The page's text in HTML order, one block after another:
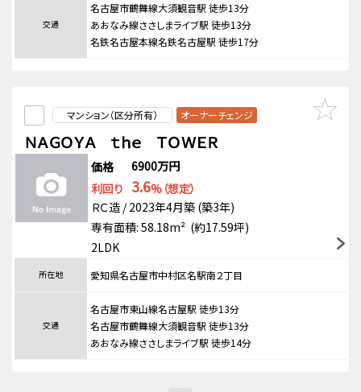
交通
名古屋市鶴舞線大須観音駅 徒歩13分
あおなみ線ささしまライブ駅 徒歩13分
名鉄名古屋本線名鉄名古屋駅 徒歩17分
マンション（区分所有） オーナーチェンジ
ＮＡＧＯＹＡ ｔｈｅ ＴＯＷＥＲ
価格
6900万円
利回り 3.6%（想定）
ＲＣ造 / 2023年4月築 (築3年)
専有面積: 58.18m² (約17.59坪)
2LDK
所在地 愛知県名古屋市中村区名駅南２丁目
交通
名古屋市東山線名古屋駅 徒歩13分
名古屋市鶴舞線大須観音駅 徒歩13分
あおなみ線ささしまライブ駅 徒歩14分